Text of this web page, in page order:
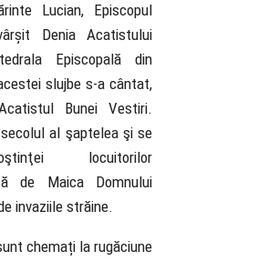
Lucian, Episcopul
Denia Acatistului
Episcopală din
slujbe s-a cântat,
Bunei Vestiri.
al şaptelea şi se
locuitorilor
de Maica Domnului
invaziile străine.
chemați la rugăciune